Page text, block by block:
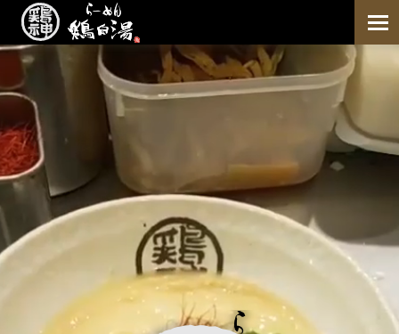
鶏白湯 らーめん鶏神 home
鶏白湯らーめん
こだわり
お薦めの食べ方
アレルギーについて
店舗情報
メディア紹介
お取り寄せ